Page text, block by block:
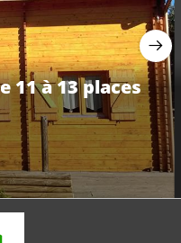
11 à 13 places